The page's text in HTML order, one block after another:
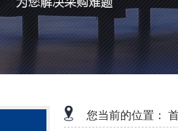
您当前的位置：